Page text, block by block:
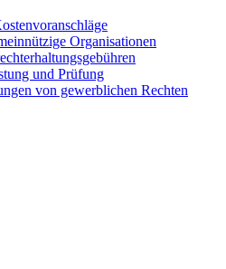
Organisationen
und Prüfung
von gewerblichen Rechten